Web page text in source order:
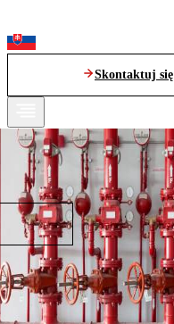
Skontaktuj się